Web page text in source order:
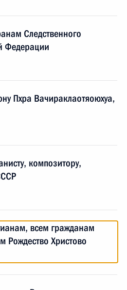
Следственного
Федерации
Пхра Вачираклаотяоюхуа,
композитору,
всем гражданам
Рождество Христово